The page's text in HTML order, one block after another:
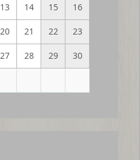
13 14 15 16
20 21 22 23
27 28 29 30